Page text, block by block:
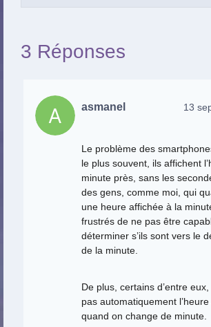
3 Réponses
asmanel 13
Le problème des
le plus souvent, ils affichent
minute près, sans les
des gens, comme moi, qui
une heure affichée à la
frustrés de ne pas être
déterminer s’ils sont vers le
de la minute.
De plus, certains d’entre
pas automatiquement
quand on change de minute.